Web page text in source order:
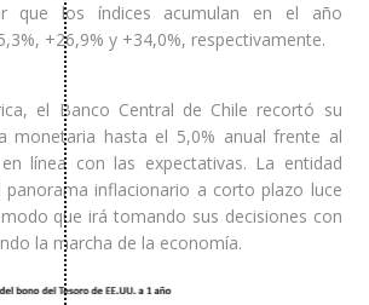
que los índices acumulan en el año
+26,9% y +34,0%, respectivamente.
el Banco Central de Chile recortó su
monetaria hasta el 5,0% anual frente al
línea con las expectativas. La entidad
panorama inflacionario a corto plazo luce
que irá tomando sus decisiones con
la marcha de la economía.